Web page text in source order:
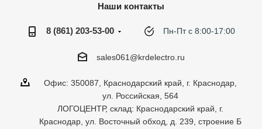
Наши контакты
8 (861) 203-53-00 Пн-Пт с 8:00-17:00
sales061@krdelectro.ru
Офис: 350087, Краснодарский край, г. Краснодар,
ул. Российская, 564
ЛОГОЦЕНТР, склад: Краснодарский край, г.
Краснодар, ул. Восточный обход, д. 239, строение Б